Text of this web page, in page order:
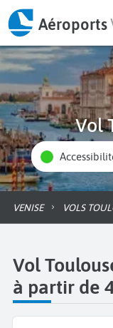
Aéroports
VENISE VOLS
Vol
à partir de